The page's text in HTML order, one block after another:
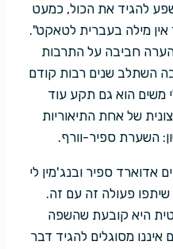
להגיד את הכול, כמעט
מילה בעברית לטאקט".
הערה חביבה על התרבות
השתלב שנים רבות קודם
משים הוא גם תקע עוד
של אחת התיאוריות
השערת ספיר-וורף.
ספיר ובנג'מין לי
פעולה זה עם זה.
היא קובעת שהשפה
מסוגלים להגיד דבר